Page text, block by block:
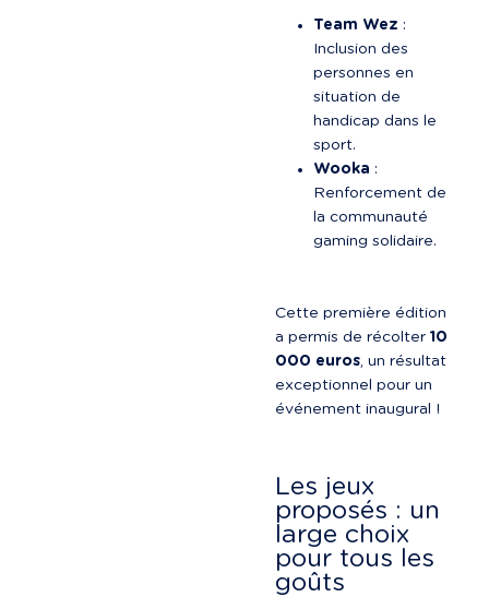
Team Wez :
Inclusion des
personnes en
situation de
handicap dans le
sport.
Wooka :
Renforcement de
la communauté
gaming solidaire.
Cette première édition
a permis de récolter 10
000 euros, un résultat
exceptionnel pour un
événement inaugural !
Les jeux
proposés : un
large choix
pour tous les
goûts